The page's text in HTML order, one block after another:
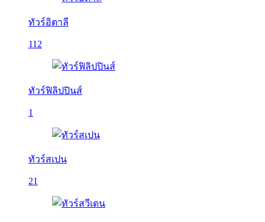
ทัวร์อิตาลี
112
ทัวร์ฟิลิปปินส์
1
ทัวร์สเปน
21